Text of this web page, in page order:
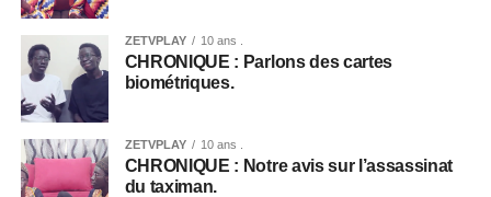
ZETVPLAY 10 ans .
CHRONIQUE : Parlons des cartes
biométriques.
ZETVPLAY 10 ans .
CHRONIQUE : Notre avis sur l’assassinat
du taximan.